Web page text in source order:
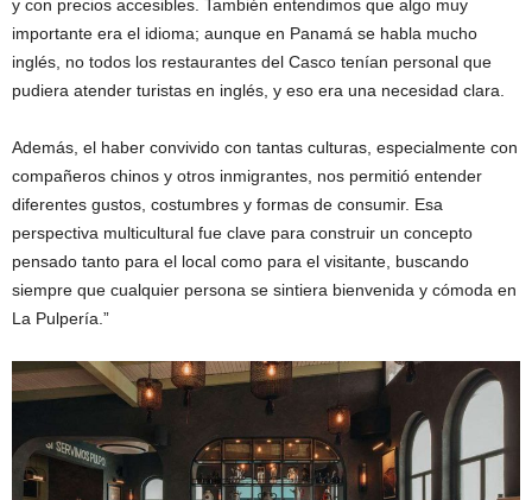
y con precios accesibles. También entendimos que algo muy
importante era el idioma; aunque en Panamá se habla mucho
inglés, no todos los restaurantes del Casco tenían personal que
pudiera atender turistas en inglés, y eso era una necesidad clara.
Además, el haber convivido con tantas culturas, especialmente con
compañeros chinos y otros inmigrantes, nos permitió entender
diferentes gustos, costumbres y formas de consumir. Esa
perspectiva multicultural fue clave para construir un concepto
pensado tanto para el local como para el visitante, buscando
siempre que cualquier persona se sintiera bienvenida y cómoda en
La Pulpería.”